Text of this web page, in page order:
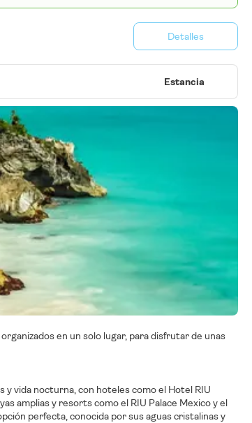
Detalles
Estancia
y vida nocturna, con hoteles como el Hotel RIU
amplias y resorts como el RIU Palace Mexico y el
perfecta, conocida por sus aguas cristalinas y
en un solo lugar, para disfrutar de unas